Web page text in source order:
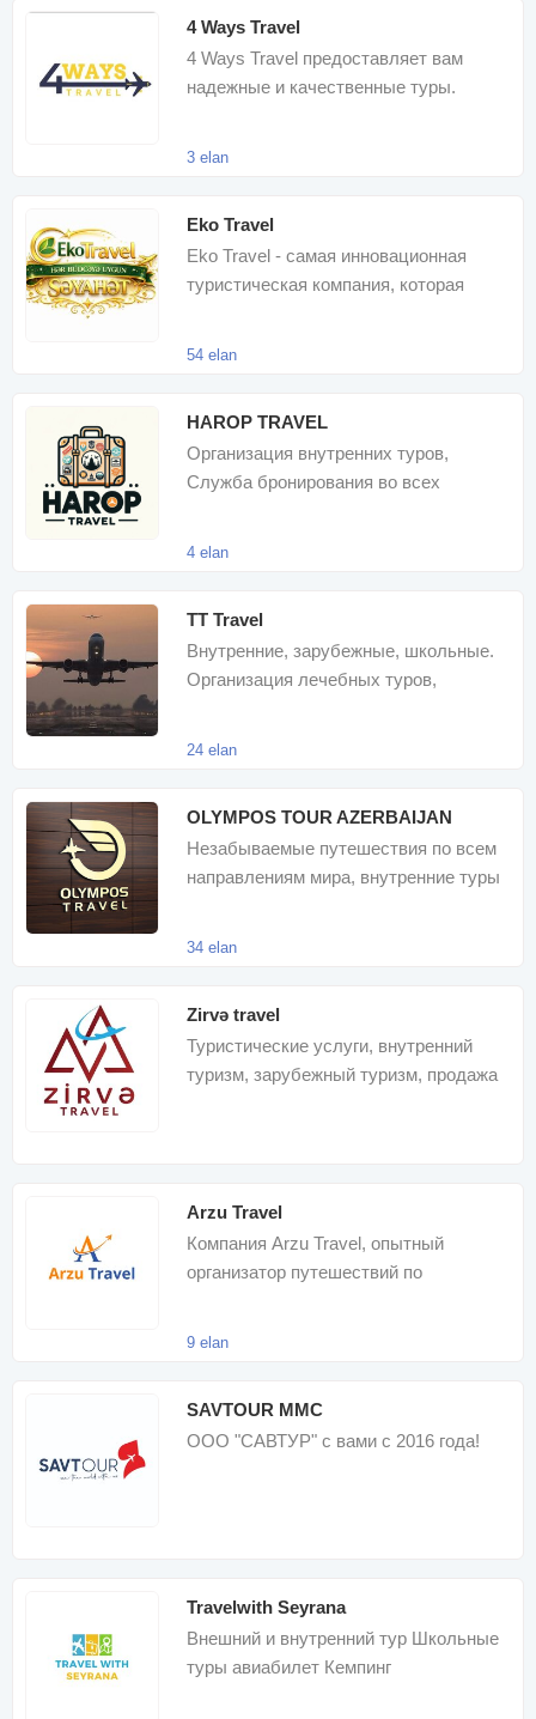
4 Ways Travel
4 Ways Travel предоставляет вам
надежные и качественные туры.
3 elan
Eko Travel
Eko Travel - самая инновационная
туристическая компания, которая
54 elan
HAROP TRAVEL
Организация внутренних туров,
Служба бронирования во всех
4 elan
TT Travel
Внутренние, зарубежные, школьные.
Организация лечебных туров,
24 elan
OLYMPOS TOUR AZERBAIJAN
Незабываемые путешествия по всем
направлениям мира, внутренние туры
34 elan
Zirvə travel
Туристические услуги, внутренний
туризм, зарубежный туризм, продажа
Arzu Travel
Компания Arzu Travel, опытный
организатор путешествий по
9 elan
SAVTOUR MMC
ООО "САВТУР" с вами с 2016 года!
Travelwith Seyrana
Внешний и внутренний тур Школьные
туры авиабилет Кемпинг